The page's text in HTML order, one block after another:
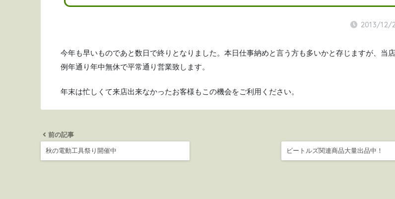
2013/12/
今年も早いものであと数日で終りとなりました。本日仕事納めと言う方も多いかと存じますが、当
例年通り年中無休で平常通り営業致します。
年末は忙しくて来店出来なかったお客様もこの機会をご利用ください。
前の記事
秋の電動工具祭り開催中 ビートルズ関連商品大量出品中！